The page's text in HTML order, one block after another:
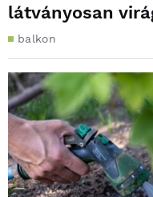
látványosan
balkon